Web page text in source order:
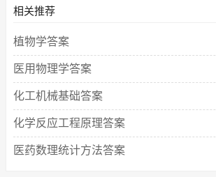
相关推荐
植物学答案
医用物理学答案
化工机械基础答案
化学反应工程原理答案
医药数理统计方法答案